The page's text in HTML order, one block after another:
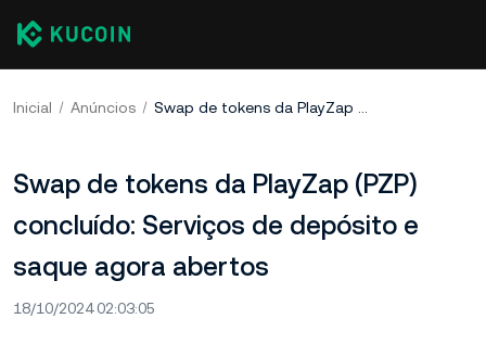
Inicial Anúncios Swap de tokens da PlayZap (PZP) concluído: Serviços de depósito e saque agora abertos
Swap de tokens da PlayZap (PZP)
concluído: Serviços de depósito e
saque agora abertos
18/10/2024 02:03:05